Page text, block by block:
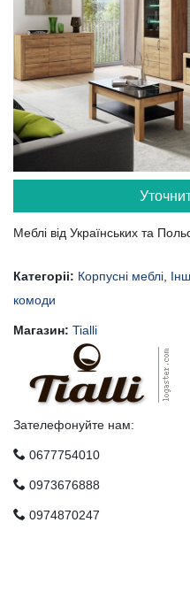
Меблі від Українських та
Категоріі: Корпусні меблі
комоди
Магазин: Tialli
Зателефонуйте нам:
0677754010
0973676888
0974870247